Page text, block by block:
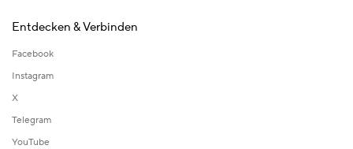
Entdecken & Verbinden
Facebook
Instagram
X
Telegram
YouTube